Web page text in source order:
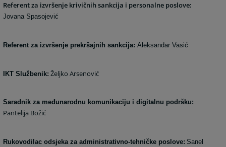
Referent za izvršenje krivičnih sankcija i personalne poslove:
Jovana Spasojević
Referent za izvršenje prekršajnih sankcija: Aleksandar Vasić
IKT Službenik: Željko Arsenović
Saradnik za međunarodnu komunikaciju i digitalnu podršku:
Pantelija Božić
Rukovodilac odsjeka za administrativno-tehničke poslove: Sanel